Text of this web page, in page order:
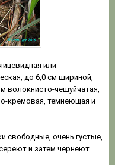
или
до 6,0 см шириной,
волокнисто-чешуйчатая,
кремовая, темнеющая и
свободные, очень густые,
и затем чернеют.